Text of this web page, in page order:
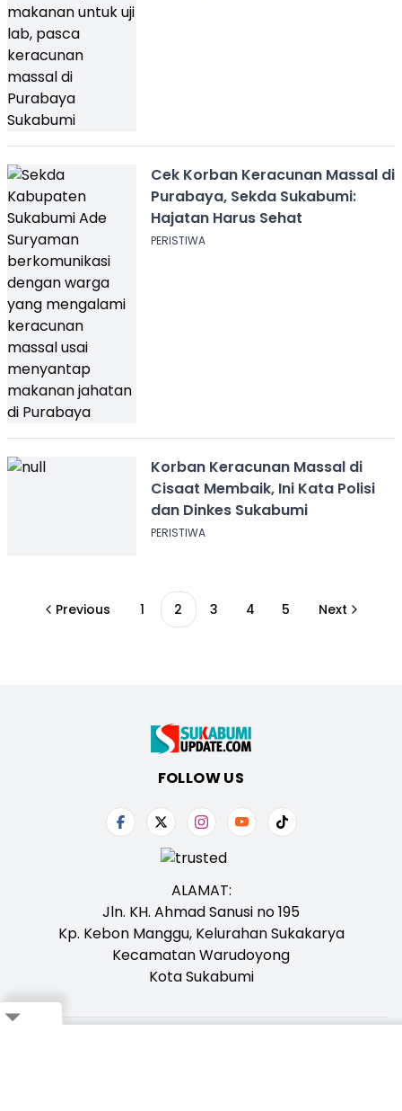
Cek Korban Keracunan Massal di
Purabaya, Sekda Sukabumi:
Hajatan Harus Sehat
PERISTIWA
Korban Keracunan Massal di
Cisaat Membaik, Ini Kata Polisi
dan Dinkes Sukabumi
PERISTIWA
Previous 1 2 3 4 5 Next
FOLLOW US
ALAMAT:
Jln. KH. Ahmad Sanusi no 195
Kp. Kebon Manggu, Kelurahan Sukakarya
Kecamatan Warudoyong
Kota Sukabumi